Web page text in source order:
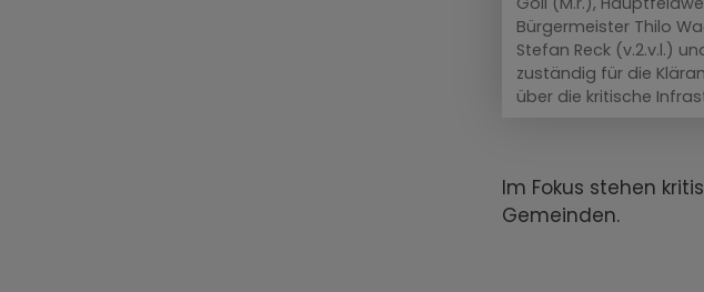
Bürgermeister Thilo
Stefan Reck (v.2.v.l.)
zuständig für die
über die kritische
Im Fokus stehen
Gemeinden.